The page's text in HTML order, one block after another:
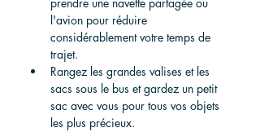
l'avion pour réduire
considérablement votre temps de
trajet.
Rangez les grandes valises et les
sacs sous le bus et gardez un petit
sac avec vous pour tous vos objets
les plus précieux.